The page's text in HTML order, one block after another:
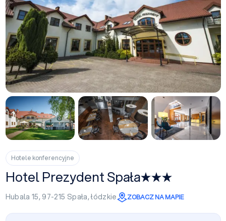
Hotele konferencyjne
Hotel Prezydent Spała
Hubala 15, 97-215 Spała,łódzkie ZOBACZ NA MAPIE